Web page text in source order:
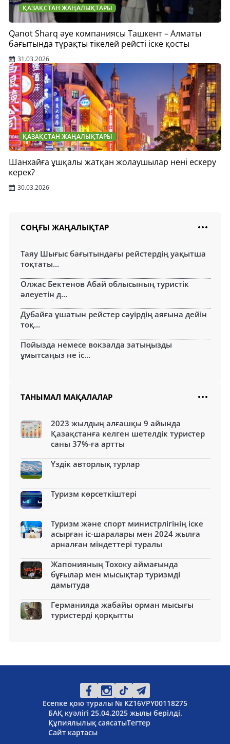
ҚАЗАҚСТАН ЖАҢАЛЫҚТАРЫ
Qanot Sharq әуе компаниясы Ташкент – Алматы
бағытында тұрақты тікелей рейсті іске қосты
31.03.2026
ҚАЗАҚСТАН ЖАҢАЛЫҚТАРЫ
Шанхайға ұшқалы жатқан жолаушылар нені ескеру
керек?
30.03.2026
СОҢҒЫ ЖАҢАЛЫҚТАР
Таяу Шығыс бағытындағы рейстердің уақытша
тоқтаты...
Олжас Бектенов Абай облысының туристік
әлеуетін д...
Дубайға ұшатын рейстер сәуірдің аяғына дейін
тоқ...
Пойызда немесе вокзалда затыңызды
ұмытсаңыз не іс...
ТАНЫМАЛ МАҚАЛАЛАР
2023 жылдың алғашқы 9 айында
Қазақстанға келген шетелдік туристер
саны 37%-ға артты
Үздік авторлық турлар
Туризм көрсеткіштері
Туризм және спорт министрлігінің іске
асырған іс-шаралары мен 2024 жылға
арналған міндеттері туралы
Жапонияның Тохоку аймағында
бұғылар мен мысықтар туризмді
дамытуда
Германияда жабайы орман мысығы
туристерді қорқытты
Есепке қою туралы № KZ16VPY00118275
БАҚ куәлігі 25.04.2025 жылы берілді.
Құпиялылық саясатыТегтер
Сайт картасы